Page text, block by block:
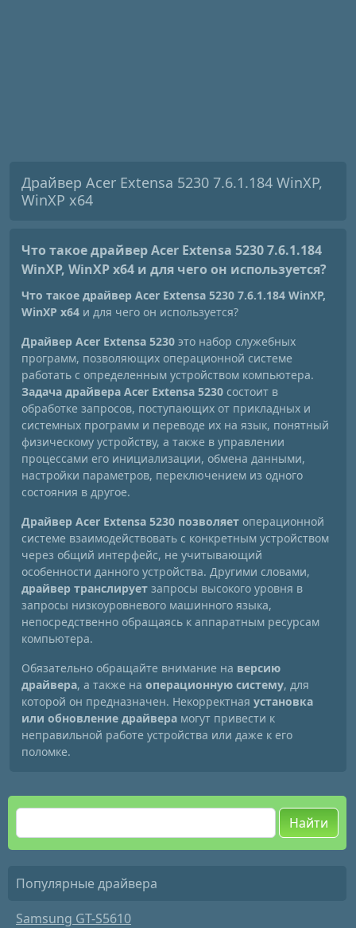
Драйвер Acer Extensa 5230 7.6.1.184 WinXP,
WinXP x64
Что такое драйвер Acer Extensa 5230 7.6.1.184
WinXP, WinXP x64 и для чего он используется?
Что такое драйвер Acer Extensa 5230 7.6.1.184 WinXP,
WinXP x64 и для чего он используется?
Драйвер Acer Extensa 5230 это набор служебных
программ, позволяющих операционной системе
работать с определенным устройством компьютера.
Задача драйвера Acer Extensa 5230 состоит в
обработке запросов, поступающих от прикладных и
системных программ и переводе их на язык, понятный
физическому устройству, а также в управлении
процессами его инициализации, обмена данными,
настройки параметров, переключением из одного
состояния в другое.
Драйвер Acer Extensa 5230 позволяет операционной
системе взаимодействовать с конкретным устройством
через общий интерфейс, не учитывающий
особенности данного устройства. Другими словами,
драйвер транслирует запросы высокого уровня в
запросы низкоуровневого машинного языка,
непосредственно обращаясь к аппаратным ресурсам
компьютера.
Обязательно обращайте внимание на версию
драйвера, а также на операционную систему, для
которой он предназначен. Некорректная установка
или обновление драйвера могут привести к
неправильной работе устройства или даже к его
поломке.
Найти
Популярные драйвера
Samsung GT-S5610